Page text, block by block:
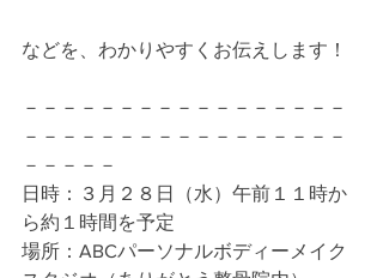
などを、わかりやすくお伝えします！
－－－－－－－－－－－－－－－－－
－－－－－－－－－－－－－－－－－
－－－－－
日時：３月２８日（水）午前１１時か
ら約１時間を予定
場所：ABCパーソナルボディーメイク